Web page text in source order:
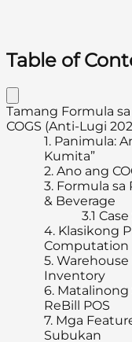
Table of
Tamang Formula
COGS (Anti-Lugi
1. Panimula:
Kumita”
2. Ano ang
3. Formula sa
& Beverage
3.1
4. Klasikong
Computation
5.
Inventory
6.
ReBill POS
7. Mga
Subukan